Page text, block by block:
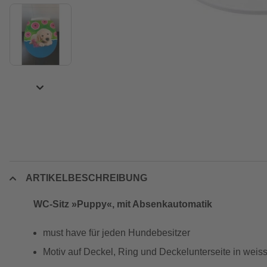
ARTIKELBESCHREIBUNG
WC-Sitz »Puppy«, mit Absenkautomatik
must have für jeden Hundebesitzer
Motiv auf Deckel, Ring und Deckelunterseite in weiss